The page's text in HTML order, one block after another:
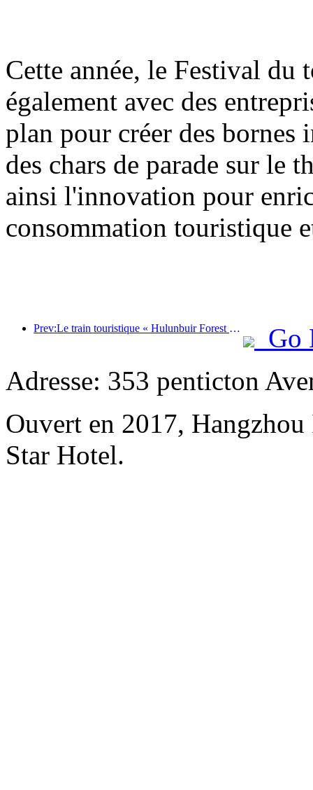
Cette année, le Festival du
également avec des
plan pour créer des
des chars de parade sur le
ainsi l'innovation pour
consommation touristique
Prev:Le train touristique « Hulunbuir Forest Rendezvous - Daxinganling Express - Starlight Train - Tianyi Journey » effectue son voyage inaugural.
Go
Adresse: 353 penticton
Ouvert en 2017,
Star Hotel.